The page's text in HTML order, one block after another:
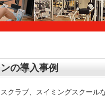
の導入事例
クラブ、スイミングスクール